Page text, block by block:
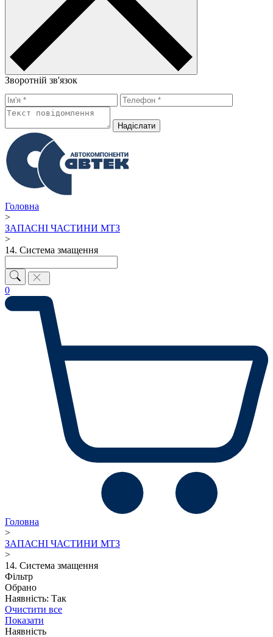
Зворотній зв'язок
Надiслати
Головна
>
ЗАПАСНІ ЧАСТИНИ МТЗ
>
14. Система змащення
0
Головна
>
ЗАПАСНІ ЧАСТИНИ МТЗ
>
14. Система змащення
Фільтр
Обрано
Наявність: Так
Очистити все
Показати
Наявність